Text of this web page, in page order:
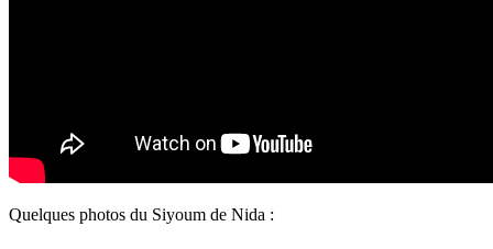
Quelques photos du Siyoum de Nida :